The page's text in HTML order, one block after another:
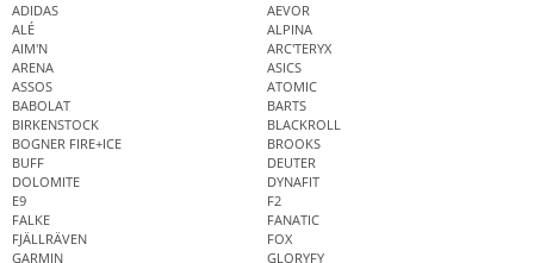
ADIDAS
AEVOR
ALÉ
ALPINA
AIM'N
ARC'TERYX
ARENA
ASICS
ASSOS
ATOMIC
BABOLAT
BARTS
BIRKENSTOCK
BLACKROLL
BOGNER FIRE+ICE
BROOKS
BUFF
DEUTER
DOLOMITE
DYNAFIT
E9
F2
FALKE
FANATIC
FJÄLLRÄVEN
FOX
GARMIN
GLORYFY